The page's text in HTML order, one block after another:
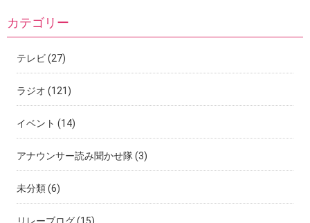
カテゴリー
テレビ(27)
ラジオ (121)
イベント (14)
アナウンサー読み聞かせ隊(3)
未分類(6)